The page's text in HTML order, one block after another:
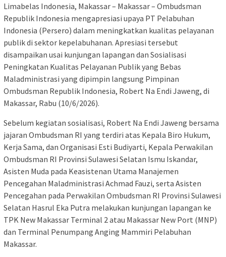
Limabelas Indonesia, Makassar – Makassar – Ombudsman
Republik Indonesia mengapresiasi upaya PT Pelabuhan
Indonesia (Persero) dalam meningkatkan kualitas pelayanan
publik di sektor kepelabuhanan. Apresiasi tersebut
disampaikan usai kunjungan lapangan dan Sosialisasi
Peningkatan Kualitas Pelayanan Publik yang Bebas
Maladministrasi yang dipimpin langsung Pimpinan
Ombudsman Republik Indonesia, Robert Na Endi Jaweng, di
Makassar, Rabu (10/6/2026).
Sebelum kegiatan sosialisasi, Robert Na Endi Jaweng bersama
jajaran Ombudsman RI yang terdiri atas Kepala Biro Hukum,
Kerja Sama, dan Organisasi Esti Budiyarti, Kepala Perwakilan
Ombudsman RI Provinsi Sulawesi Selatan Ismu Iskandar,
Asisten Muda pada Keasistenan Utama Manajemen
Pencegahan Maladministrasi Achmad Fauzi, serta Asisten
Pencegahan pada Perwakilan Ombudsman RI Provinsi Sulawesi
Selatan Hasrul Eka Putra melakukan kunjungan lapangan ke
TPK New Makassar Terminal 2 atau Makassar New Port (MNP)
dan Terminal Penumpang Anging Mammiri Pelabuhan
Makassar.